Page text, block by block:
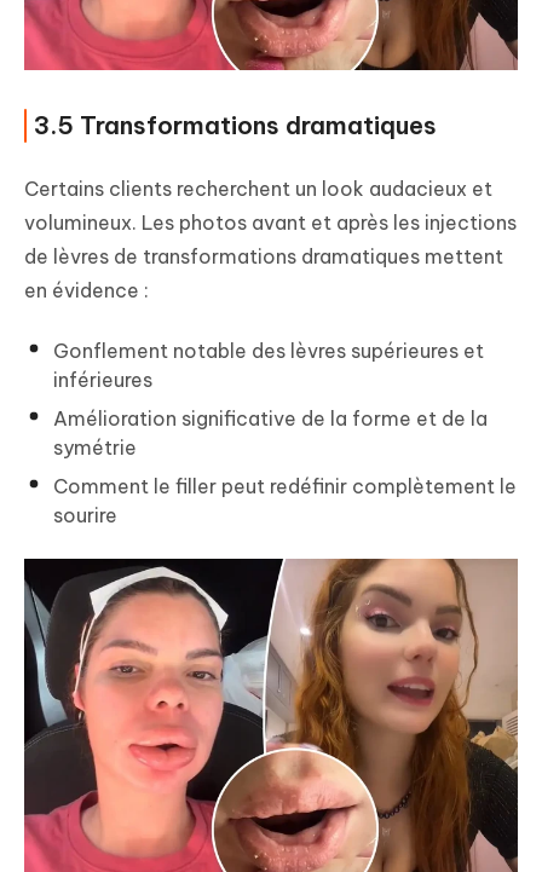
3.5 Transformations dramatiques
Certains clients recherchent un look audacieux et
volumineux. Les photos avant et après les injections
de lèvres de transformations dramatiques mettent
en évidence :
Gonflement notable des lèvres supérieures et
inférieures
Amélioration significative de la forme et de la
symétrie
Comment le filler peut redéfinir complètement le
sourire